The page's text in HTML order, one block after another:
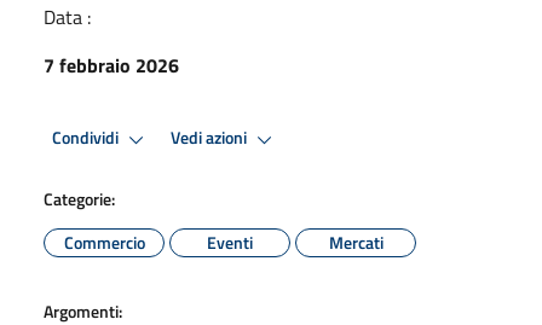
Data :
7 febbraio 2026
Condividi Vedi azioni
Categorie:
Commercio
Eventi Mercati
Argomenti: